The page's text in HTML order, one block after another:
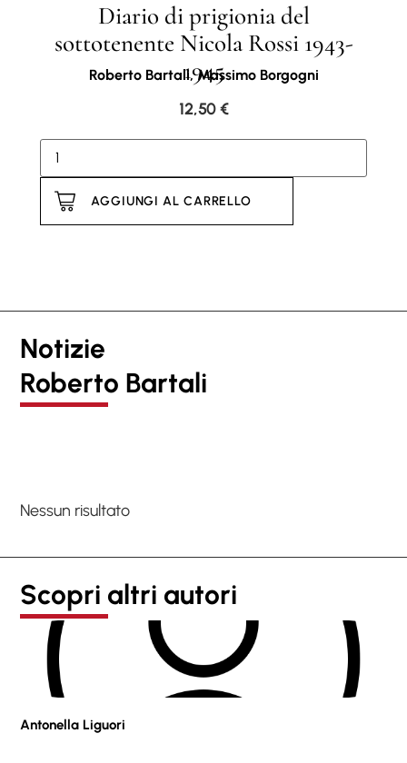
Diario di prigionia del
sottotenente Nicola Rossi 1943-
1945
Roberto Bartali, Massimo Borgogni
12,50€
AGGIUNGI AL CARRELLO
Notizie
Roberto Bartali
Nessun risultato
Scopri altri autori
Antonella Liguori